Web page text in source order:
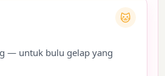
🐱
— untuk bulu gelap yang